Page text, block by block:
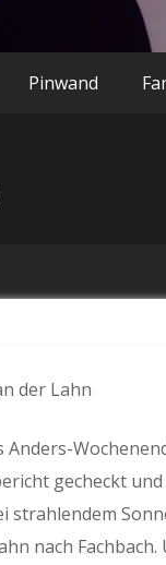
Pinwand
der Lahn
Anders-
gecheckt
strahlendem
nach